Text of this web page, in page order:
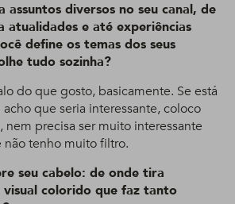
assuntos diversos no seu canal, de
atualidades e até experiências
define os temas dos seus
tudo sozinha?
do que gosto, basicamente. Se está
que seria interessante, coloco
nem precisa ser muito interessante
tenho muito filtro.
seu cabelo: de onde tira
visual colorido que faz tanto